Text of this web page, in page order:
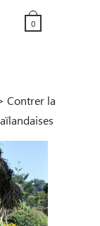
0
Contrer la